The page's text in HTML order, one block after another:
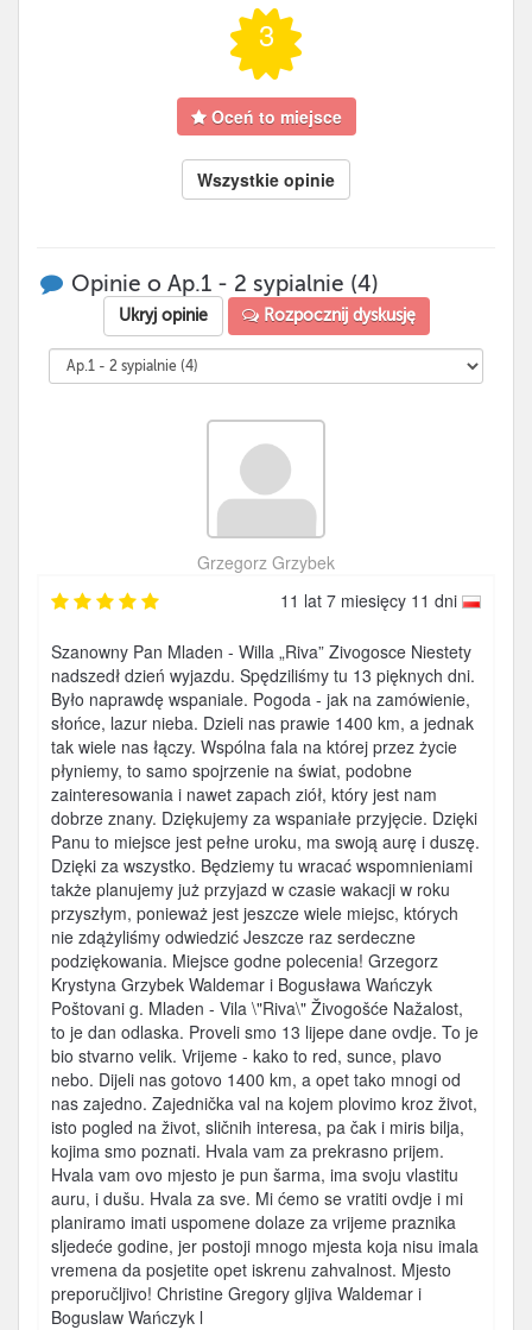
3
Oceń to miejsce
Wszystkie opinie
Opinie o Ap.1 - 2 sypialnie (4)
Ukryj opinie Rozpocznij dyskusję
Grzegorz Grzybek
11 lat 7 miesięcy 11 dni
Szanowny Pan Mladen - Willa „Riva” Zivogosce Niestety
nadszedł dzień wyjazdu. Spędziliśmy tu 13 pięknych dni.
Było naprawdę wspaniale. Pogoda - jak na zamówienie,
słońce, lazur nieba. Dzieli nas prawie 1400 km, a jednak
tak wiele nas łączy. Wspólna fala na której przez życie
płyniemy, to samo spojrzenie na świat, podobne
zainteresowania i nawet zapach ziół, który jest nam
dobrze znany. Dziękujemy za wspaniałe przyjęcie. Dzięki
Panu to miejsce jest pełne uroku, ma swoją aurę i duszę.
Dzięki za wszystko. Będziemy tu wracać wspomnieniami
także planujemy już przyjazd w czasie wakacji w roku
przyszłym, ponieważ jest jeszcze wiele miejsc, których
nie zdążyliśmy odwiedzić Jeszcze raz serdeczne
podziękowania. Miejsce godne polecenia! Grzegorz
Krystyna Grzybek Waldemar i Bogusława Wańczyk
Poštovani g. Mladen - Vila \"Riva\" Živogošće Nažalost,
to je dan odlaska. Proveli smo 13 lijepe dane ovdje. To je
bio stvarno velik. Vrijeme - kako to red, sunce, plavo
nebo. Dijeli nas gotovo 1400 km, a opet tako mnogi od
nas zajedno. Zajednička val na kojem plovimo kroz život,
isto pogled na život, sličnih interesa, pa čak i miris bilja,
kojima smo poznati. Hvala vam za prekrasno prijem.
Hvala vam ovo mjesto je pun šarma, ima svoju vlastitu
auru, i dušu. Hvala za sve. Mi ćemo se vratiti ovdje i mi
planiramo imati uspomene dolaze za vrijeme praznika
sljedeće godine, jer postoji mnogo mjesta koja nisu imala
vremena da posjetite opet iskrenu zahvalnost. Mjesto
preporučljivo! Christine Gregory gljiva Waldemar i
Boguslaw Wańczyk l